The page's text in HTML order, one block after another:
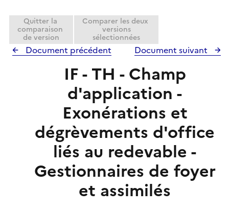
e
rQuitter la
comparaison
de version
Comparer les deux
versions
sélectionnées
Document précédent Document suivant
IF - TH - Champ
d'application -
Exonérations et
dégrèvements d'office
liés au redevable -
Gestionnaires de foyer
et assimilés